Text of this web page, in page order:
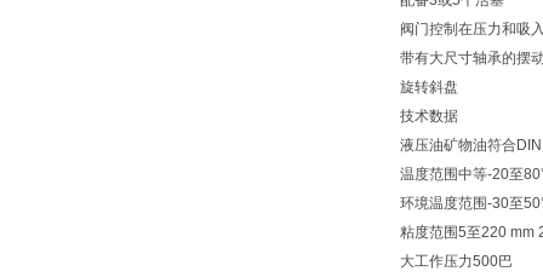
阀门控制在压力和吸
带有大尺寸轴承的摆
旋转斜盘
技术数据
液压油矿物油符合
温度范围中等-20至
环境温度范围-30至
粘度范围5至220 mm
大工作压力500巴